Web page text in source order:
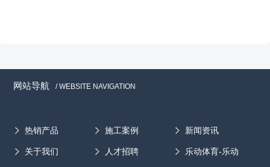
网站导航 / WEBSITE NAVIGATION
热销产品 施工案例 新闻资讯
关于我们 人才招聘 乐动体育-乐动